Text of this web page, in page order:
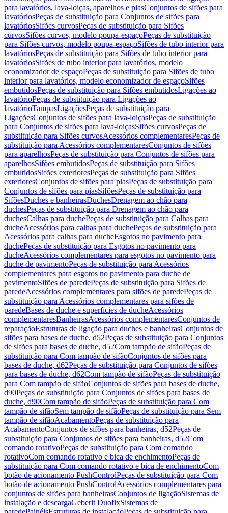
para lavatórios, lava-loiças, aparelhos e piasConjuntos de sifões para
lavatóriosPeças de substituição para Conjuntos de sifões para
lavatóriosSifões curvosPeças de substituição para Sifões
curvosSifões curvos, modelo poupa-espaçoPeças de substituição
para Sifões curvos, modelo poupa-espaçoSifões de tubo interior para
lavatóriosPeças de substituição para Sifões de tubo interior para
lavatóriosSifões de tubo interior para lavatórios, modelo
economizador de espaçoPeças de substituição para Sifões de tubo
interior para lavatórios, modelo economizador de espaçoSifões
embutidosPeças de substituição para Sifões embutidosLigações ao
lavatórioPeças de substituição para Ligações ao
lavatórioTampasLigaçõesPeças de substituição para
LigaçõesConjuntos de sifões para lava-loiçasPeças de substituição
para Conjuntos de sifões para lava-loiçasSifões curvosPeças de
substituição para Sifões curvosAcessórios complementaresPeças de
substituição para Acessórios complementaresConjuntos de sifões
para aparelhosPeças de substituição para Conjuntos de sifões para
aparelhosSifões embutidosPeças de substituição para Sifões
embutidosSifões exterioresPeças de substituição para Sifões
exterioresConjuntos de sifões para piasPeças de substituição para
Conjuntos de sifões para piasSifõesPeças de substituição para
SifõesDuches e banheirasDuchesDrenagem ao chão para
duchesPeças de substituição para Drenagem ao chão para
duchesCalhas para duchePeças de substituição para Calhas para
ducheAcessórios para calhas para duchePeças de substituição para
Acessórios para calhas para ducheEsgotos no pavimento para
duchePeças de substituição para Esgotos no pavimento para
ducheAcessórios complementares para esgotos no pavimento para
duche de pavimentoPeças de substituição para Acessórios
complementares para esgotos no pavimento para duche de
pavimentoSifões de paredePeças de substituição para Sifões de
paredeAcessórios complementares para sifões de paredePeças de
substituição para Acessórios complementares para sifões de
paredeBases de duche e superfícies de ducheAcessórios
complementaresBanheirasAcessórios complementaresConjuntos de
reparaçãoEstruturas de ligação para duches e banheirasConjuntos de
sifões para bases de duche, d52Peças de substituição para Conjuntos
de sifões para bases de duche, d52Com tampão de sifãoPeças de
substituição para Com tampão de sifãoConjuntos de sifões para
bases de duche, d62Peças de substituição para Conjuntos de sifões
para bases de duche, d62Com tampão de sifãoPeças de substituição
para Com tampão de sifãoConjuntos de sifões para bases de duche,
d90Peças de substituição para Conjuntos de sifões para bases de
duche, d90Com tampão de sifãoPeças de substituição para Com
tampão de sifãoSem tampão de sifãoPeças de substituição para Sem
tampão de sifãoAcabamentoPeças de substituição para
AcabamentoConjuntos de sifões para banheiras, d52Peças de
substituição para Conjuntos de sifões para banheiras, d52Com
comando rotativoPeças de substituição para Com comando
rotativoCom comando rotativo e bica de enchimentoPeças de
substituição para Com comando rotativo e bica de enchimentoCom
botão de acionamento PushControlPeças de substituição para Com
botão de acionamento PushControlAcessórios complementares para
conjuntos de sifões para banheirasConjuntos de ligaçãoSistemas de
instalação e descargaGeberit DuofixSistemas de